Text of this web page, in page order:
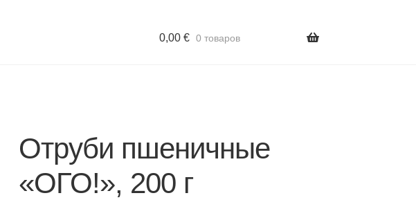
0,00 € 0 товаров
Отруби пшеничные
«ОГО!», 200 г